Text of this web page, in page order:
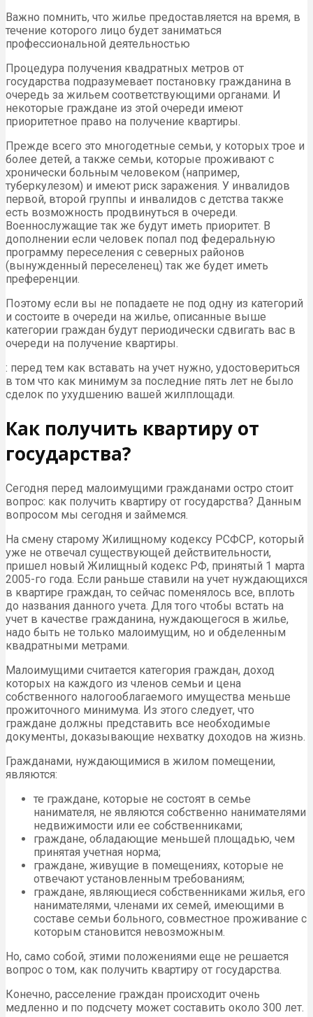
Важно помнить, что жилье предоставляется на время, в
течение которого лицо будет заниматься
профессиональной деятельностью
Процедура получения квадратных метров от
государства подразумевает постановку гражданина в
очередь за жильем соответствующими органами. И
некоторые граждане из этой очереди имеют
приоритетное право на получение квартиры.
Прежде всего это многодетные семьи, у которых трое и
более детей, а также семьи, которые проживают с
хронически больным человеком (например,
туберкулезом) и имеют риск заражения. У инвалидов
первой, второй группы и инвалидов с детства также
есть возможность продвинуться в очереди.
Военнослужащие так же будут иметь приоритет. В
дополнении если человек попал под федеральную
программу переселения с северных районов
(вынужденный переселенец) так же будет иметь
преференции.
Поэтому если вы не попадаете не под одну из категорий
и состоите в очереди на жилье, описанные выше
категории граждан будут периодически сдвигать вас в
очереди на получение квартиры.
: перед тем как вставать на учет нужно, удостовериться
в том что как минимум за последние пять лет не было
сделок по ухудшению вашей жилплощади.
Как получить квартиру от
государства?
Сегодня перед малоимущими гражданами остро стоит
вопрос: как получить квартиру от государства? Данным
вопросом мы сегодня и займемся.
На смену старому Жилищному кодексу РСФСР, который
уже не отвечал существующей действительности,
пришел новый Жилищный кодекс РФ, принятый 1 марта
2005-го года. Если раньше ставили на учет нуждающихся
в квартире граждан, то сейчас поменялось все, вплоть
до названия данного учета. Для того чтобы встать на
учет в качестве гражданина, нуждающегося в жилье,
надо быть не только малоимущим, но и обделенным
квадратными метрами.
Малоимущими считается категория граждан, доход
которых на каждого из членов семьи и цена
собственного налогооблагаемого имущества меньше
прожиточного минимума. Из этого следует, что
граждане должны представить все необходимые
документы, доказывающие нехватку доходов на жизнь.
Гражданами, нуждающимися в жилом помещении,
являются:
те граждане, которые не состоят в семье
нанимателя, не являются собственно нанимателями
недвижимости или ее собственниками;
граждане, обладающие меньшей площадью, чем
принятая учетная норма;
граждане, живущие в помещениях, которые не
отвечают установленным требованиям;
граждане, являющиеся собственниками жилья, его
нанимателями, членами их семей, имеющими в
составе семьи больного, совместное проживание с
которым становится невозможным.
Но, само собой, этими положениями еще не решается
вопрос о том, как получить квартиру от государства.
Конечно, расселение граждан происходит очень
медленно и по подсчету может составить около 300 лет.